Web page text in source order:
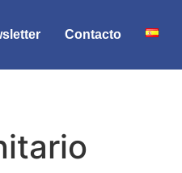
Contacto